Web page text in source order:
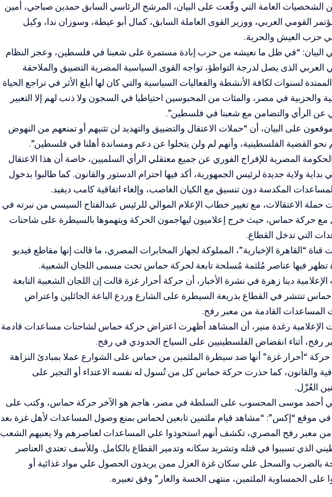
الشخصيات العامة التي وقّعت على البيان، المرشح الرئاسي السابق حمدين صباحي، أمين
القومي العربي، ووزير القوى العاملة السابق، كمال أبو عيطة، وسوزان ندا، وكيل
حزب العيش والحرية.
البيان: “في ظل ما نعيشه من حرب إبادة مستمرة على شعبنا في فلسطين، وعجز النظام
العربي الذى يصل لدرجة التواطؤ، تواجه القوى السياسية المصرية التضييق والملاحقة
الممتدة لسنوات لكافة الأنشطة والفعاليات السياسية والتي كان لها أبلغ الأثر في تراجع الحياة
والحزبية في مصر، والمئات من المحبوسين احتياطيا في السجون ولا ذنب لهم إلا التعبير
عن الرأي والتضامن مع شعبنا في فلسطين”.
على البيان، أن “حملات الاعتقال والتضييق والتهديد لن تثنيهم أو تمنعهم من النهوض
نحو القضية الفلسطينية، وأنهم لم ولن يتخلوا عن دعم ومساندة أهلنا في فلسطين”.
المصرية للإفراج الفوري عن جميع معتقلي الرأي السلميين، خاصة أن هذا الاعتقال
ولاية جديدة لرئيس الجمهورية، أكد فيها احترام الدستور والقانون. كما طالبوا بدخول
المكدسة دون تنسيق مع الكيان الغاصب، وإلغاء اتفاقية كامب ديفيد.
حملة الاعتقالات، مع تغيير خطاب الإعلام الموالي للرئيس عبدالفتاح السيسي من نبرته في
مع حركة حماس، حيث خرج إعلاميون ليهاجمون الحركة ويتهموها بالسيطرة على شاحنات
التي تدخل القطاع.
“القاهرة الإخبارية”، المملوكة لجهاز المخابرات المصري، ما قالت إنها مقاطع فيديو
فيها عناصر مُلثمة مُسلحة تابعة لحركة حماس تحت مسمى اللجان الشعبية.
دينا زهرة في نشرة الأخبار، أن حركة أحرار غزة قالت إن اللجان الشعبية التابعة
تنتشر في القطاع بذريعة السيطرة على الشارع وردع الباعة الجائلين واعتراض
المساعدات القادمة من معبر رفح.
الإعلامية رغدة منير، أن المشاهد أظهرت اعتراض حركة حماس لشاحنات مساعدات قادمة
رفح، أثناء انقضاض الفلسطينيين على السياج الحدودي في رفح.
“أحرار غزة” أنها ضد سيطرة الملثمين من حماس على الشوارع عملا بمبادئ النزاهة
والقانون، كما حذرت حركة حماس كل من تُسول له نفسه الاعتداء أو التجبر على
العُزّل.
أحمد موسى المحسوب على السلطة في مصر، هاجم هو الآخر حركة حماس، وكتب على
موقع “إكس”: “مشاهد قيام ملثمين تابعين لحماس بمنع وصول المساعدات لأهل غزة بعد
من معبر رفح المصري، تكشف أنهم استحوذوا علي المساعدات لعناصرهم ولا يعنيهم الشعب
الذي تسببوا في قتله وتشريد سكانه وتدمير القطاع بالكامل. وللأسف تعتدي العناصر
بالضرب والسحل علي سكان غزة العزل ممن يريدون الحصول علي مواد غذائية أو
على الحمساوية الملثمين، منتهى الخسة والعار” وفق تعبيره.